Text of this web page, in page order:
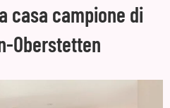
casa campione di
Oberstetten